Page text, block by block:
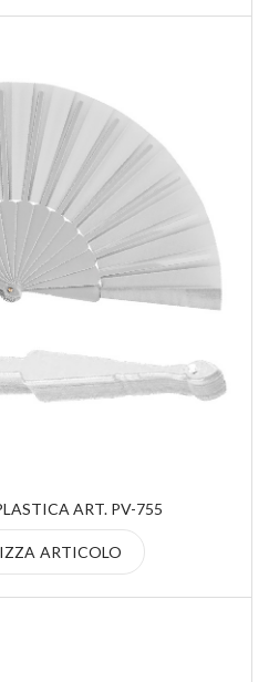
ART. PV-755
ARTICOLO